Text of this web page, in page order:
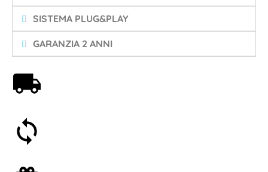
SISTEMA PLUG&PLAY
GARANZIA 2 ANNI